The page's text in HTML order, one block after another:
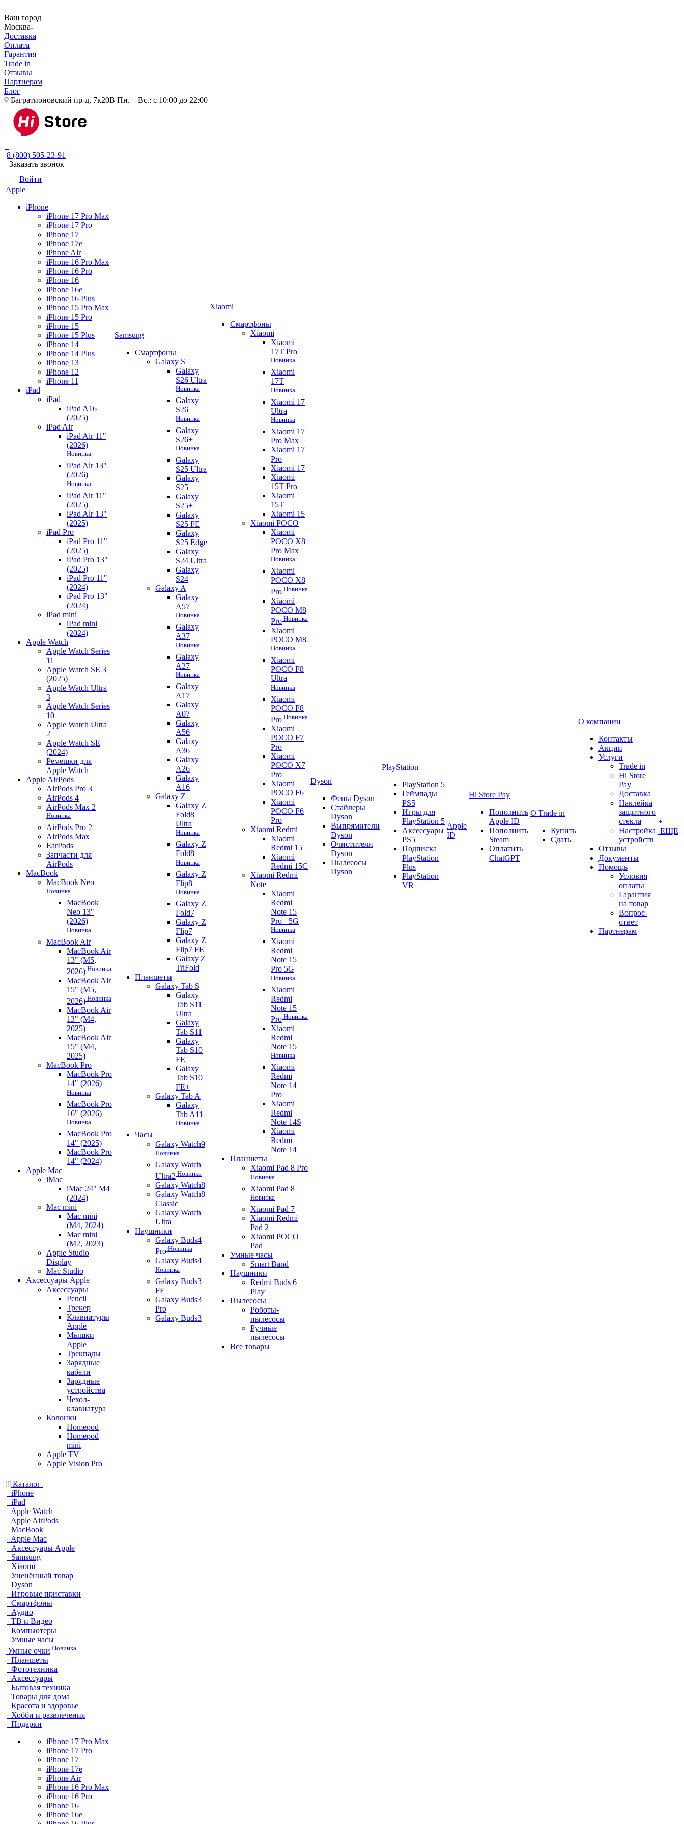
Ваш город
Москва
Доставка
Оплата
Гарантия
Trade in
Отзывы
Партнерам
Блог
Багратионовский пр-д, 7к20В Пн. – Вс.: с 10:00 до 22:00
8 (800) 505-23-91
Заказать звонок
Войти
Apple
iPhone
iPhone 17 Pro Max
iPhone 17 Pro
iPhone 17
iPhone 17e
iPhone Air
iPhone 16 Pro Max
iPhone 16 Pro
iPhone 16
iPhone 16e
iPhone 16 Plus
iPhone 15 Pro Max
iPhone 15 Pro
iPhone 15
iPhone 15 Plus
iPhone 14
iPhone 14 Plus
iPhone 13
iPhone 12
iPhone 11
iPad
iPad
iPad A16
(2025)
iPad Air
iPad Air 11"
(2026)
Новинка
iPad Air 13"
(2026)
Новинка
iPad Air 11"
(2025)
iPad Air 13"
(2025)
iPad Pro
iPad Pro 11"
(2025)
iPad Pro 13"
(2025)
iPad Pro 11"
(2024)
iPad Pro 13"
(2024)
iPad mini
iPad mini
(2024)
Apple Watch
Apple Watch Series
11
Apple Watch SE 3
(2025)
Apple Watch Ultra
3
Apple Watch Series
10
Apple Watch Ultra
2
Apple Watch SE
(2024)
Ремешки для
Apple Watch
Apple AirPods
AirPods Pro 3
AirPods 4
AirPods Max 2
Новинка
AirPods Pro 2
AirPods Max
EarPods
Запчасти для
AirPods
MacBook
MacBook Neo
Новинка
MacBook
Neo 13"
(2026)
Новинка
MacBook Air
MacBook Air
13" (M5,
2026) Новинка
MacBook Air
15" (M5,
2026) Новинка
MacBook Air
13" (M4,
2025)
MacBook Air
15" (M4,
2025)
MacBook Pro
MacBook Pro
14" (2026)
Новинка
MacBook Pro
16" (2026)
Новинка
MacBook Pro
14" (2025)
MacBook Pro
14" (2024)
Apple Mac
iMac
iMac 24" M4
(2024)
Mac mini
Mac mini
(M4, 2024)
Mac mini
(M2, 2023)
Apple Studio
Display
Mac Studio
Аксессуары Apple
Аксессуары
Pencil
Трекер
Клавиатуры
Apple
Мышки
Apple
Трекпады
Зарядные
кабели
Зарядные
устройства
Чехол-
клавиатура
Колонки
Homepod
Homepod
mini
Apple TV
Apple Vision Pro
Samsung
Смартфоны
Galaxy S
Galaxy
S26 Ultra
Новинка
Galaxy
S26
Новинка
Galaxy
S26+
Новинка
Galaxy
S25 Ultra
Galaxy
S25
Galaxy
S25+
Galaxy
S25 FE
Galaxy
S25 Edge
Galaxy
S24 Ultra
Galaxy
S24
Galaxy A
Galaxy
A57
Новинка
Galaxy
A37
Новинка
Galaxy
A27
Новинка
Galaxy
A17
Galaxy
A07
Galaxy
A56
Galaxy
A36
Galaxy
A26
Galaxy
A16
Galaxy Z
Galaxy Z
Fold8
Ultra
Новинка
Galaxy Z
Fold8
Новинка
Galaxy Z
Flip8
Новинка
Galaxy Z
Fold7
Galaxy Z
Flip7
Galaxy Z
Flip7 FE
Galaxy Z
TriFold
Планшеты
Galaxy Tab S
Galaxy
Tab S11
Ultra
Galaxy
Tab S11
Galaxy
Tab S10
FE
Galaxy
Tab S10
FE+
Galaxy Tab A
Galaxy
Tab A11
Новинка
Часы
Galaxy Watch9
Новинка
Galaxy Watch
Ultra2 Новинка
Galaxy Watch8
Galaxy Watch8
Classic
Galaxy Watch
Ultra
Наушники
Galaxy Buds4
Pro Новинка
Galaxy Buds4
Новинка
Galaxy Buds3
FE
Galaxy Buds3
Pro
Galaxy Buds3
Xiaomi
Смартфоны
Xiaomi
Xiaomi
17T Pro
Новинка
Xiaomi
17T
Новинка
Xiaomi 17
Ultra
Новинка
Xiaomi 17
Pro Max
Xiaomi 17
Pro
Xiaomi 17
Xiaomi
15T Pro
Xiaomi
15T
Xiaomi 15
Xiaomi POCO
Xiaomi
POCO X8
Pro Max
Новинка
Xiaomi
POCO X8
Pro Новинка
Xiaomi
POCO M8
Pro Новинка
Xiaomi
POCO M8
Новинка
Xiaomi
POCO F8
Ultra
Новинка
Xiaomi
POCO F8
Pro Новинка
Xiaomi
POCO F7
Pro
Xiaomi
POCO X7
Pro
Xiaomi
POCO F6
Xiaomi
POCO F6
Pro
Xiaomi Redmi
Xiaomi
Redmi 15
Xiaomi
Redmi 15C
Xiaomi Redmi
Note
Xiaomi
Redmi
Note 15
Pro+ 5G
Новинка
Xiaomi
Redmi
Note 15
Pro 5G
Новинка
Xiaomi
Redmi
Note 15
Pro Новинка
Xiaomi
Redmi
Note 15
Новинка
Xiaomi
Redmi
Note 14
Pro
Xiaomi
Redmi
Note 14S
Xiaomi
Redmi
Note 14
Планшеты
Xiaomi Pad 8 Pro
Новинка
Xiaomi Pad 8
Новинка
Xiaomi Pad 7
Xiaomi Redmi
Pad 2
Xiaomi POCO
Pad
Умные часы
Smart Band
Наушники
Redmi Buds 6
Play
Пылесосы
Роботы-
пылесосы
Ручные
пылесосы
Все товары
Dyson
Фены Dyson
Стайлеры
Dyson
Выпрямители
Dyson
Очистители
Dyson
Пылесосы
Dyson
PlayStation
PlayStation 5
Геймпады
PS5
Игры для
PlayStation 5
Аксессуары
PS5
Подписка
PlayStation
Plus
PlayStation
VR
Apple
ID
Hi Store Pay
Пополнить
Apple ID
Пополнить
Steam
Оплатить
ChatGPT
О Trade in
Купить
Сдать
О компании
Контакты
Акции
Услуги
Trade in
Hi Store
Pay
Доставка
Наклейка
защитного
стекла
Настройка
устройств
Отзывы
Документы
Помощь
Условия
оплаты
Гарантия
на товар
Вопрос-
ответ
Партнерам
+
ЕЩЕ
Каталог
iPhone
iPad
Apple Watch
Apple AirPods
MacBook
Apple Mac
Аксессуары Apple
Samsung
Xiaomi
Уценённый товар
Dyson
Игровые приставки
Смартфоны
Аудио
ТВ и Видео
Компьютеры
Умные часы
Умные очки Новинка
Планшеты
Фототехника
Аксессуары
Бытовая техника
Товары для дома
Красота и здоровье
Хобби и развлечения
Подарки
iPhone 17 Pro Max
iPhone 17 Pro
iPhone 17
iPhone 17e
iPhone Air
iPhone 16 Pro Max
iPhone 16 Pro
iPhone 16
iPhone 16e